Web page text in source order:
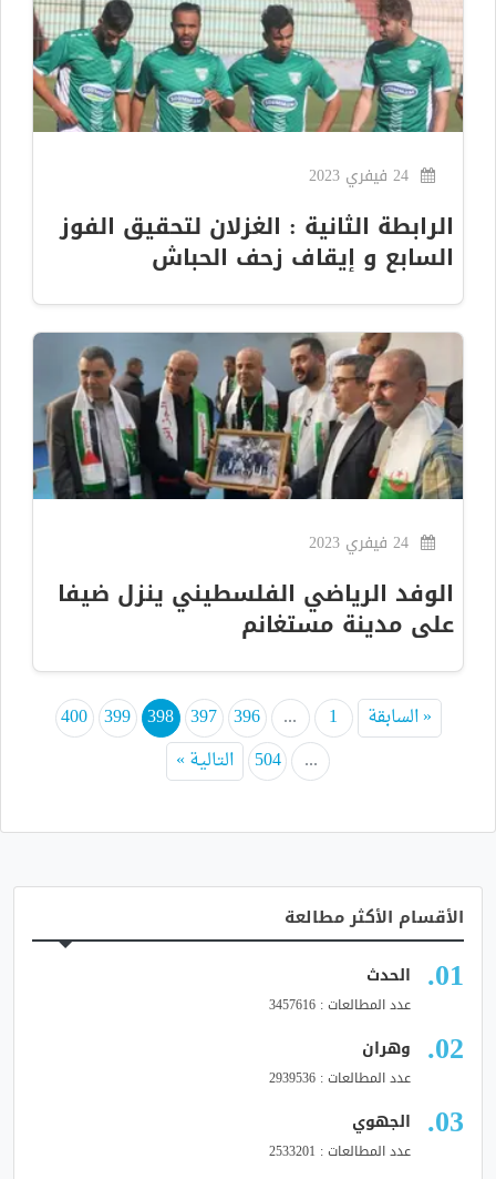
الرابطة الثانية : الغزلان لتحقيق الفوز
السابع و إيقاف زحف الحباش
الوفد الرياضي الفلسطيني ينزل ضيفا
على مدينة مستغانم
« السابقة 1
...
396
397
398
399
400
...
504 التالية »
الأقسام الأكثر مطالعة
الحدث
عدد المطالعات : 3457616
وهران
عدد المطالعات : 2939536
الجهوي
عدد المطالعات : 2533201